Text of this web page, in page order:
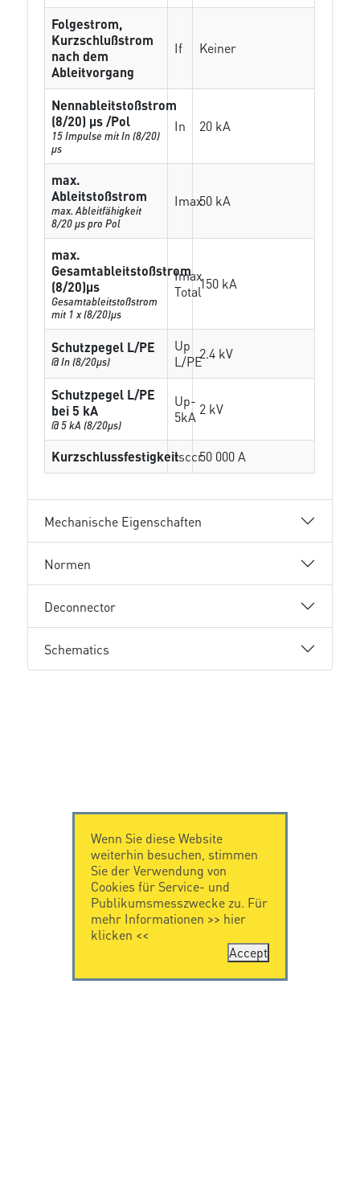
Folgestrom,
Kurzschlußstrom
nach dem
Ableitvorgang
If Keiner
Nennableitstoßstrom
(8/20) µs /Pol
15 Impulse mit In (8/20)
µs
In 20 kA
max.
Ableitstoßstrom
max. Ableitfähigkeit
8/20 µs pro Pol
Imax50 kA
max.
Gesamtableitstoßstrom
(8/20)µs
Gesamtableitstoßstrom
mit 1 x (8/20)µs
Imax
Total150 kA
Schutzpegel L/PE
@ In (8/20µs)
Up
L/PE2.4 kV
Schutzpegel L/PE
bei 5 kA
@ 5 kA (8/20µs)
Up-
5kA 2 kV
KurzschlussfestigkeitIsccr50 000 A
Mechanische Eigenschaften
Normen
Deconnector
Schematics
Wenn Sie diese Website
weiterhin besuchen, stimmen
Sie der Verwendung von
Cookies für Service- und
Publikumsmesszwecke zu. Für
mehr Informationen >> hier
klicken <<
Accept